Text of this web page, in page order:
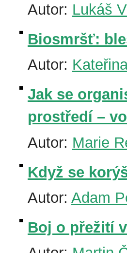
Autor: Lukáš
Biosmršť:
Autor:
Jak se
prostředí –
Autor: Marie
Když se
Autor: Adam
Boj o přežití